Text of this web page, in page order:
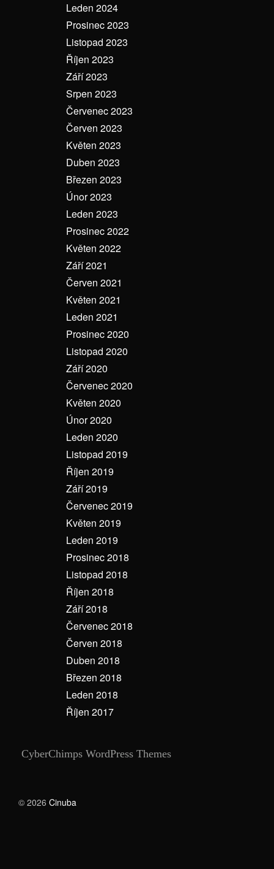
Leden 2024
Prosinec 2023
Listopad 2023
Říjen 2023
Září 2023
Srpen 2023
Červenec 2023
Červen 2023
Květen 2023
Duben 2023
Březen 2023
Únor 2023
Leden 2023
Prosinec 2022
Květen 2022
Září 2021
Červen 2021
Květen 2021
Leden 2021
Prosinec 2020
Listopad 2020
Září 2020
Červenec 2020
Květen 2020
Únor 2020
Leden 2020
Listopad 2019
Říjen 2019
Září 2019
Červenec 2019
Květen 2019
Leden 2019
Prosinec 2018
Listopad 2018
Říjen 2018
Září 2018
Červenec 2018
Červen 2018
Duben 2018
Březen 2018
Leden 2018
Říjen 2017
CyberChimps WordPress Themes
© 2026 Cinuba